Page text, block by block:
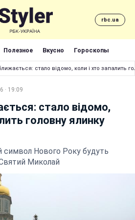
rbc.ua
Полезное Вкусно Гороскопы
стало відомо, коли і хто запалить
· 19:09
стало відомо,
головну ялинку
символ Нового Року будуть
Миколай